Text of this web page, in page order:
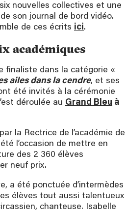
nouvelles collectives et une
son journal de bord vidéo.
de ces écrits ici.
académiques
finaliste dans la catégorie «
ailes dans la cendre, et ses
été invités à la cérémonie
déroulée au Grand Bleu à
la Rectrice de l’académie de
l’occasion de mettre en
des 2 360 élèves
neuf prix.
a été ponctuée d’intermèdes
élèves tout aussi talentueux
chanteuse. Isabelle